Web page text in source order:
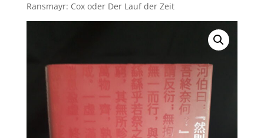
Ransmayr: Cox oder Der Lauf der Zeit